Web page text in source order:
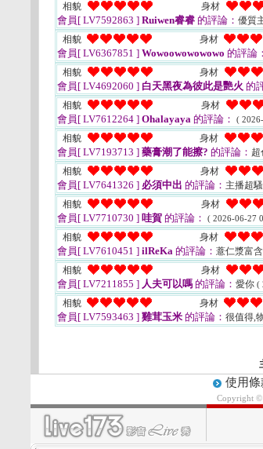
相貌 身材
會員[ LV7592863 ] Ruiwen睿睿 的評論： 優質
相貌 身材
會員[ LV6367851 ] Wowoowowowowo 的評論：
相貌 身材
會員[ LV4692060 ] 白天黑夜為彼此是艷火 的
相貌 身材
會員[ LV7612264 ] Ohalayaya 的評論： (
相貌 身材
會員[ LV7193713 ] 藥膏潮了能擦? 的評論：
相貌 身材
會員[ LV7641326 ] 必須中出 的評論： 主播超
相貌 身材
會員[ LV7710730 ] 哇賀 的評論： ( 2026-06-27
相貌 身材
會員[ LV7610451 ] ilReKa 的評論： 薏仁漿富
相貌 身材
會員[ LV7211855 ] 人夫可以嗎 的評論： 愛你 (
相貌 身材
會員[ LV7593463 ] 雞茸玉米 的評論： 很值得,
使用條
Copyright ©